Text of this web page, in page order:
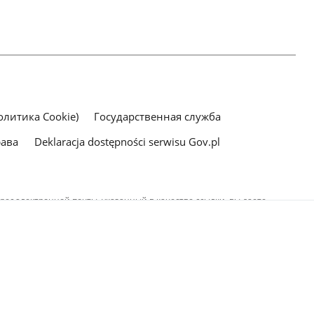
Cookie)
Государственная служба
Deklaracja dostępności serwisu Gov.pl
электронной почты, указанный в качестве ссылки, вы даете
в их политиках обработки персональных данных.